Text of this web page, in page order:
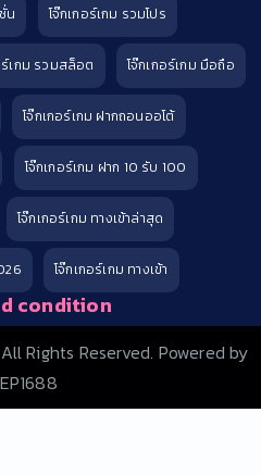
น โจ๊กเกอร์เกม รวมโปร
ร์เกม รวมสล็อต โจ๊กเกอร์เกม มือถือ
โจ๊กเกอร์เกม ฝากถอนออโต้
โจ๊กเกอร์เกม ฝาก 10 รับ 100
โจ๊กเกอร์เกม ทางเข้าล่าสุด
โจ๊กเกอร์เกม ทางเข้า
condition
Rights Reserved. Powered by